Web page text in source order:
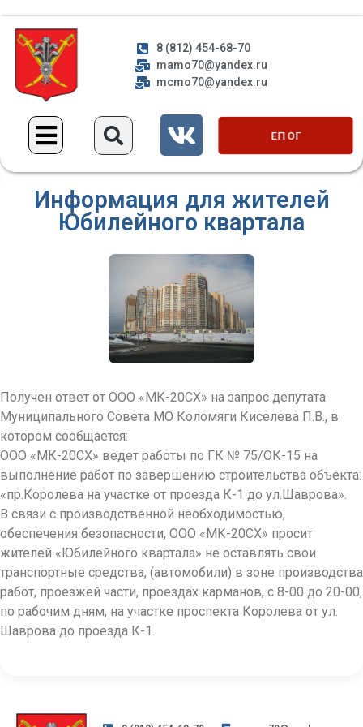
8 (812) 454-68-70
mamo70@yandex.ru
mcmo70@yandex.ru
ЕП ОГ
Информация для жителей
Юбилейного квартала
Получен ответ от ООО «МК-20СХ» на запрос депутата
Муниципального Совета МО Коломяги Киселева П.В., в
котором сообщается:
ООО «МК-20СХ» ведет работы по ГК № 75/ОК-15 на
выполнение работ по завершению строительства объекта:
«пр.Королева на участке от проезда К-1 до ул.Шаврова».
В связи с производственной необходимостью,
обеспечения безопасности, ООО «МК-20СХ» просит
жителей «Юбилейного квартала» не оставлять свои
транспортные средства, (автомобили) в зоне производства
работ, проезжей части, проездах карманов, с 8-00 до 20-00,
по рабочим дням, на участке проспекта Королева от ул.
Шаврова до проезда К-1.